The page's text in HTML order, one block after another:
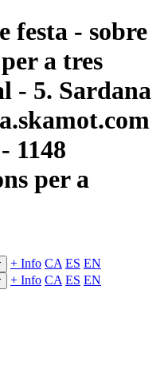
festa - sobre
a tres
- 5. Sardana
1148
per a
+ Info CA ES EN
+ Info CA ES EN